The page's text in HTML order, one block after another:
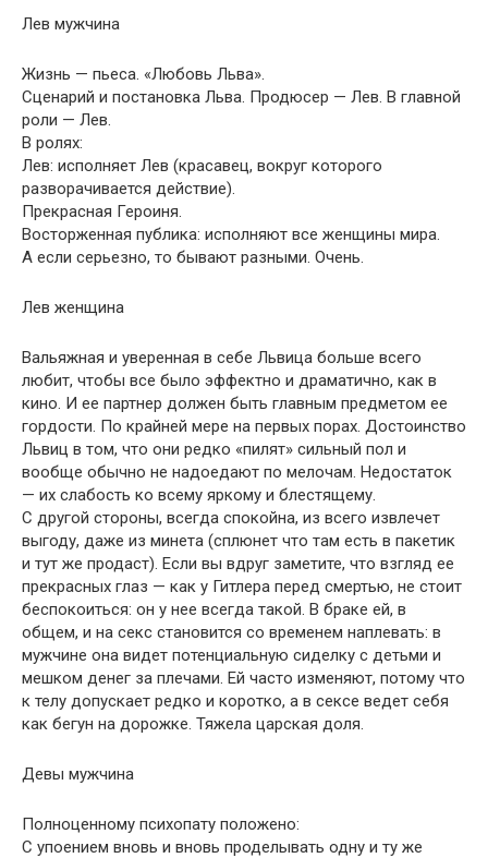
Лев мужчина
Жизнь — пьеса. «Любовь Льва».
Сценарий и постановка Льва. Продюсер — Лев. В главной
роли — Лев.
В ролях:
Лев: исполняет Лев (красавец, вокруг которого
разворачивается действие).
Прекрасная Героиня.
Восторженная публика: исполняют все женщины мира.
А если серьезно, то бывают разными. Очень.
Лев женщина
Вальяжная и уверенная в себе Львица больше всего
любит, чтобы все было эффектно и драматично, как в
кино. И ее партнер должен быть главным предметом ее
гордости. По крайней мере на первых порах. Достоинство
Львиц в том, что они редко «пилят» сильный пол и
вообще обычно не надоедают по мелочам. Недостаток
— их слабость ко всему яркому и блестящему.
С другой стороны, всегда спокойна, из всего извлечет
выгоду, даже из минета (сплюнет что там есть в пакетик
и тут же продаст). Если вы вдруг заметите, что взгляд ее
прекрасных глаз — как у Гитлера перед смертью, не стоит
беспокоиться: он у нее всегда такой. В браке ей, в
общем, и на секс становится со временем наплевать: в
мужчине она видет потенциальную сиделку с детьми и
мешком денег за плечами. Ей часто изменяют, потому что
к телу допускает редко и коротко, а в сексе ведет себя
как бегун на дорожке. Тяжела царская доля.
Девы мужчина
Полноценному психопату положено:
С упоением вновь и вновь проделывать одну и ту же